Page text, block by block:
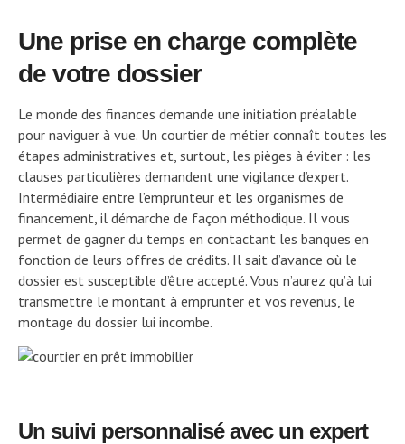
Une prise en charge complète
de votre dossier
Le monde des finances demande une initiation préalable
pour naviguer à vue. Un courtier de métier connaît toutes les
étapes administratives et, surtout, les pièges à éviter : les
clauses particulières demandent une vigilance d’expert.
Intermédiaire entre l’emprunteur et les organismes de
financement, il démarche de façon méthodique. Il vous
permet de gagner du temps en contactant les banques en
fonction de leurs offres de crédits. Il sait d’avance où le
dossier est susceptible d’être accepté. Vous n’aurez qu’à lui
transmettre le montant à emprunter et vos revenus, le
montage du dossier lui incombe.
Un suivi personnalisé avec un expert